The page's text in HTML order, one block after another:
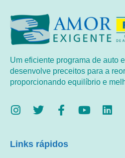
Um eficiente programa de auto
desenvolve preceitos para a
proporcionando equilíbrio e
Links rápidos